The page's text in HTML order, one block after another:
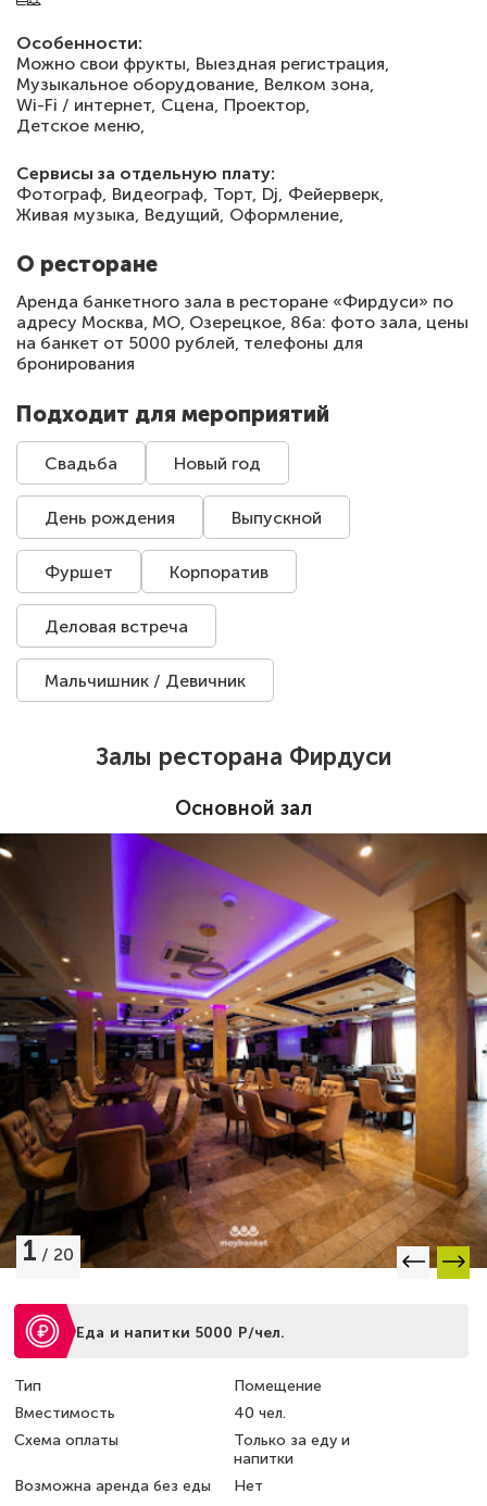
Особенности:
Можно свои фрукты, Выездная регистрация,
Музыкальное оборудование, Велком зона,
Wi-Fi / интернет, Сцена, Проектор,
Детское меню,
Сервисы за отдельную плату:
Фотограф, Видеограф, Торт, Dj, Фейерверк,
Живая музыка, Ведущий, Оформление,
О ресторане
Аренда банкетного зала в ресторане «Фирдуси» по
адресу Москва, МО, Озерецкое, 86а: фото зала, цены
на банкет от 5000 рублей, телефоны для
бронирования
Подходит для мероприятий
Свадьба Новый год
День рождения Выпускной
Фуршет Корпоратив
Деловая встреча
Мальчишник / Девичник
Залы ресторана Фирдуси
Основной зал
1 / 20
Еда и напитки 5000 Р/чел.
Тип
Помещение
Вместимость
40 чел.
Схема оплаты
Только за еду и
напитки
Возможна аренда без еды
Нет